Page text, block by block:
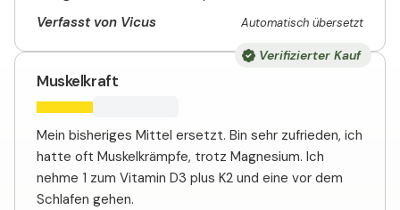
Verfasst von Vicus
Automatisch übersetzt
Verifizierter Kauf
Muskelkraft
Mein bisheriges Mittel ersetzt. Bin sehr zufrieden, ich
hatte oft Muskelkrämpfe, trotz Magnesium. Ich
nehme 1 zum Vitamin D3 plus K2 und eine vor dem
Schlafen gehen.